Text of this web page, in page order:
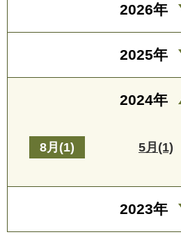
2026年
2025年
2024年
8月(1) 5月(1)
2023年